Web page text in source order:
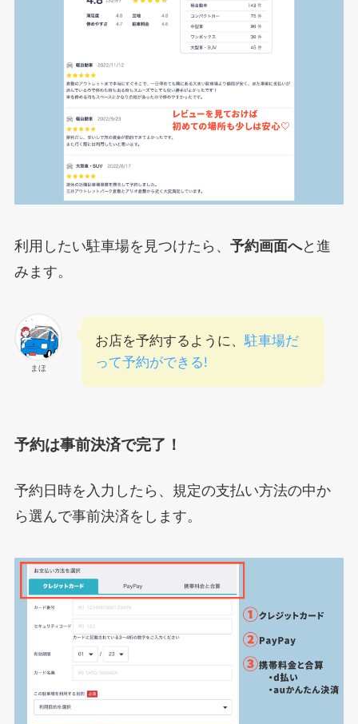
利用したい駐車場を見つけたら、 予約画面へと進
みます。
まほ
お店を予約するように、 駐車場だ
って予約ができる!
予約は事前決済で完了！
予約日時を入力したら、規定の支払い方法の中か
ら選んで事前決済をします。